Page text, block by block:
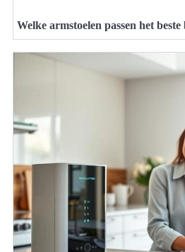
Welke armstoelen passen het